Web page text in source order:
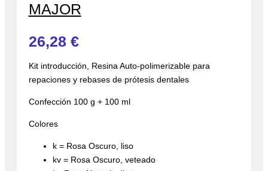
MAJOR
26,28 €
Kit introducción, Resina Auto-polimerizable para
repaciones y rebases de prótesis dentales
Confección 100 g + 100 ml
Colores
k = Rosa Oscuro, liso
kv = Rosa Oscuro, veteado